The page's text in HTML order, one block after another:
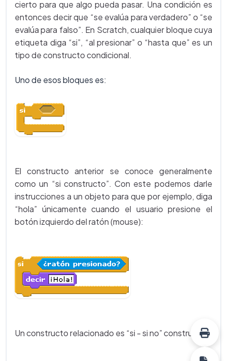
cierto para que algo pueda pasar. Una condición es
entonces decir que “se evalúa para verdadero” o “se
evalúa para falso”. En Scratch, cualquier bloque cuya
etiqueta diga “si”, “al presionar” o “hasta que” es un
tipo de constructo condicional.
Uno de esos bloques es:
El constructo anterior se conoce generalmente
como un “si constructo”. Con este podemos darle
instrucciones a un objeto para que por ejemplo, diga
“hola” únicamente cuando el usuario presione el
botón izquierdo del ratón (mouse):
Un constructo relacionado es “si - si no” constructo